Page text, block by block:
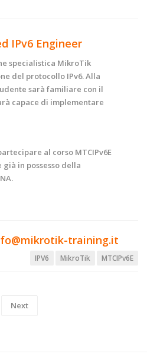
IPv6 Engineer
specialistica MikroTik
del protocollo IPv6. Alla
sarà familiare con il
capace di implementare
al corso MTCIPv6E
già in possesso della
training.it
IPV6 MikroTik MTCIPv6E
Next